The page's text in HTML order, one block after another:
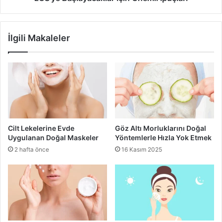
İlgili Makaleler
Cilt Lekelerine Evde
Uygulanan Doğal Maskeler
2 hafta önce
Göz Altı Morluklarını Doğal
Yöntemlerle Hızla Yok Etmek
16 Kasım 2025